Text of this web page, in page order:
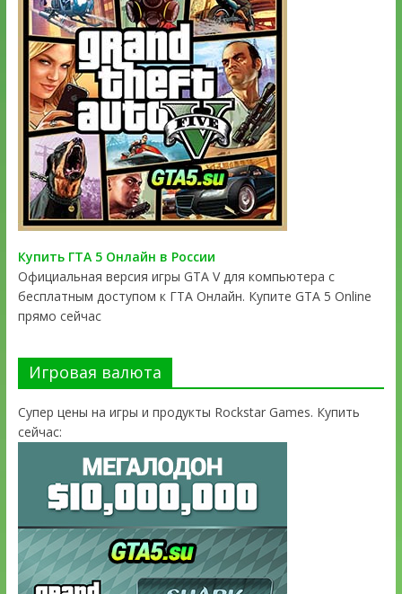
Купить ГТА 5 Онлайн в России
Официальная версия игры GTA V для компьютера с
бесплатным доступом к ГТА Онлайн. Купите GTA 5 Online
прямо сейчас
Игровая валюта
Супер цены на игры и продукты Rockstar Games. Купить
сейчас: